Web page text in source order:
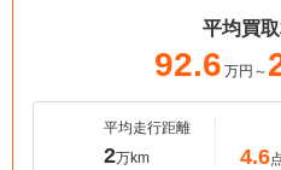
平均買
92.6 万円～
平均走行距離
2万km 4.6